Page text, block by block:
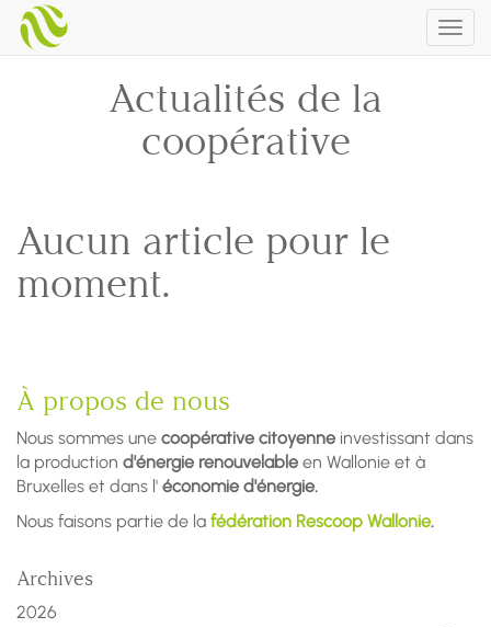
Actualités de la
coopérative
Aucun article pour le
moment.
À propos de nous
Nous sommes une coopérative citoyenne investissant dans
la production d'énergie renouvelable en Wallonie et à
Bruxelles et dans l' économie d'énergie.
Nous faisons partie de la fédération Rescoop Wallonie.
Archives
2026